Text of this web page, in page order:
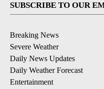
SUBSCRIBE TO OUR
Breaking News
Severe Weather
Daily News Updates
Daily Weather Forecast
Entertainment